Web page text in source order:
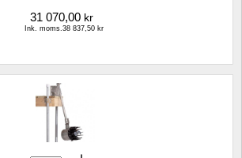
31 070,00 kr
Ink. moms.38 837,50 kr